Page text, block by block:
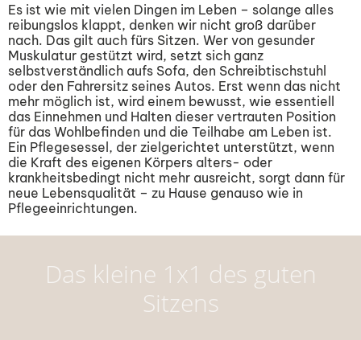
Es ist wie mit vielen Dingen im Leben – solange alles
reibungslos klappt, denken wir nicht groß darüber
nach. Das gilt auch fürs Sitzen. Wer von gesunder
Muskulatur gestützt wird, setzt sich ganz
selbstverständlich aufs Sofa, den Schreibtischstuhl
oder den Fahrersitz seines Autos. Erst wenn das nicht
mehr möglich ist, wird einem bewusst, wie essentiell
das Einnehmen und Halten dieser vertrauten Position
für das Wohlbefinden und die Teilhabe am Leben ist.
Ein Pflegesessel, der zielgerichtet unterstützt, wenn
die Kraft des eigenen Körpers alters- oder
krankheitsbedingt nicht mehr ausreicht, sorgt dann für
neue Lebensqualität – zu Hause genauso wie in
Pflegeeinrichtungen.
Das kleine 1x1 des guten
Sitzens